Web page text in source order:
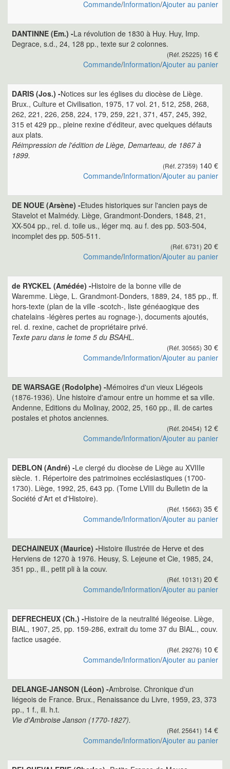
Commande/Information/Ajouter au panier
DANTINNE (Em.) -La révolution de 1830 à Huy. Huy, Imp.
Degrace, s.d., 24, 128 pp., texte sur 2 colonnes.
(Réf. 25225) 16 €
Commande/Information/Ajouter au panier
DARIS (Jos.) -Notices sur les églises du diocèse de Liège.
Brux., Culture et Civilisation, 1975, 17 vol. 21, 512, 258, 268,
262, 221, 226, 258, 224, 179, 259, 221, 371, 457, 245, 392,
315 et 429 pp., pleine rexine d'éditeur, avec quelques défauts
aux plats.
Réimpression de l'édition de Liège, Demarteau, de 1867 à
1899.
(Réf. 27359) 140 €
Commande/Information/Ajouter au panier
DE NOUE (Arsène) -Etudes historiques sur l'ancien pays de
Stavelot et Malmédy. Liège, Grandmont-Donders, 1848, 21,
XX-504 pp., rel. d. toile us., léger mq. au f. des pp. 503-504,
incomplet des pp. 505-511.
(Réf. 6731) 20 €
Commande/Information/Ajouter au panier
de RYCKEL (Amédée) -Histoire de la bonne ville de
Waremme. Liège, L. Grandmont-Donders, 1889, 24, 185 pp., ff.
hors-texte (plan de la ville -scotch-, liste généaogique des
chatelains -légères pertes au rognage-), documents ajoutés,
rel. d. rexine, cachet de propriétaire privé.
Texte paru dans le tome 5 du BSAHL.
(Réf. 30565) 30 €
Commande/Information/Ajouter au panier
DE WARSAGE (Rodolphe) -Mémoires d'un vieux Liégeois
(1876-1936). Une histoire d'amour entre un homme et sa ville.
Andenne, Editions du Molinay, 2002, 25, 160 pp., ill. de cartes
postales et photos anciennes.
(Réf. 20454) 12 €
Commande/Information/Ajouter au panier
DEBLON (André) -Le clergé du diocèse de Liège au XVIIIe
siècle. 1. Répertoire des patrimoines ecclésiastiques (1700-
1730). Liège, 1992, 25, 643 pp. (Tome LVIII du Bulletin de la
Société d'Art et d'Histoire).
(Réf. 15663) 35 €
Commande/Information/Ajouter au panier
DECHAINEUX (Maurice) -Histoire illustrée de Herve et des
Herviens de 1270 à 1976. Heusy, S. Lejeune et Cie, 1985, 24,
351 pp., ill., petit pli à la couv.
(Réf. 10131) 20 €
Commande/Information/Ajouter au panier
DEFRECHEUX (Ch.) -Histoire de la neutralité liégeoise. Liège,
BIAL, 1907, 25, pp. 159-286, extrait du tome 37 du BIAL., couv.
factice usagée.
(Réf. 29276) 10 €
Commande/Information/Ajouter au panier
DELANGE-JANSON (Léon) -Ambroise. Chronique d'un
liégeois de France. Brux., Renaissance du Livre, 1959, 23, 373
pp., 1 f., ill. h.t.
Vie d'Ambroise Janson (1770-1827).
(Réf. 25641) 14 €
Commande/Information/Ajouter au panier